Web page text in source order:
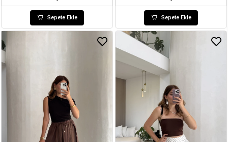
Sepete Ekle Sepete Ekle